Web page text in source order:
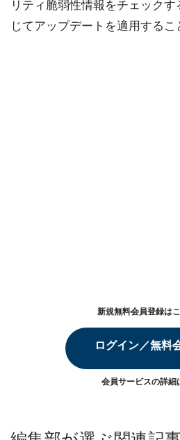
リティ脆弱性情報をチェック
じてアップデートを適用するこ
新規無料会員登録は
ログイン／無料
会員サービスの詳細